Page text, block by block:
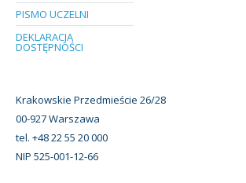
PISMO UCZELNI
DEKLARACJA
DOSTĘPNOŚCI
Krakowskie Przedmieście 26/28
00-927 Warszawa
tel. +48 22 55 20 000
NIP 525-001-12-66